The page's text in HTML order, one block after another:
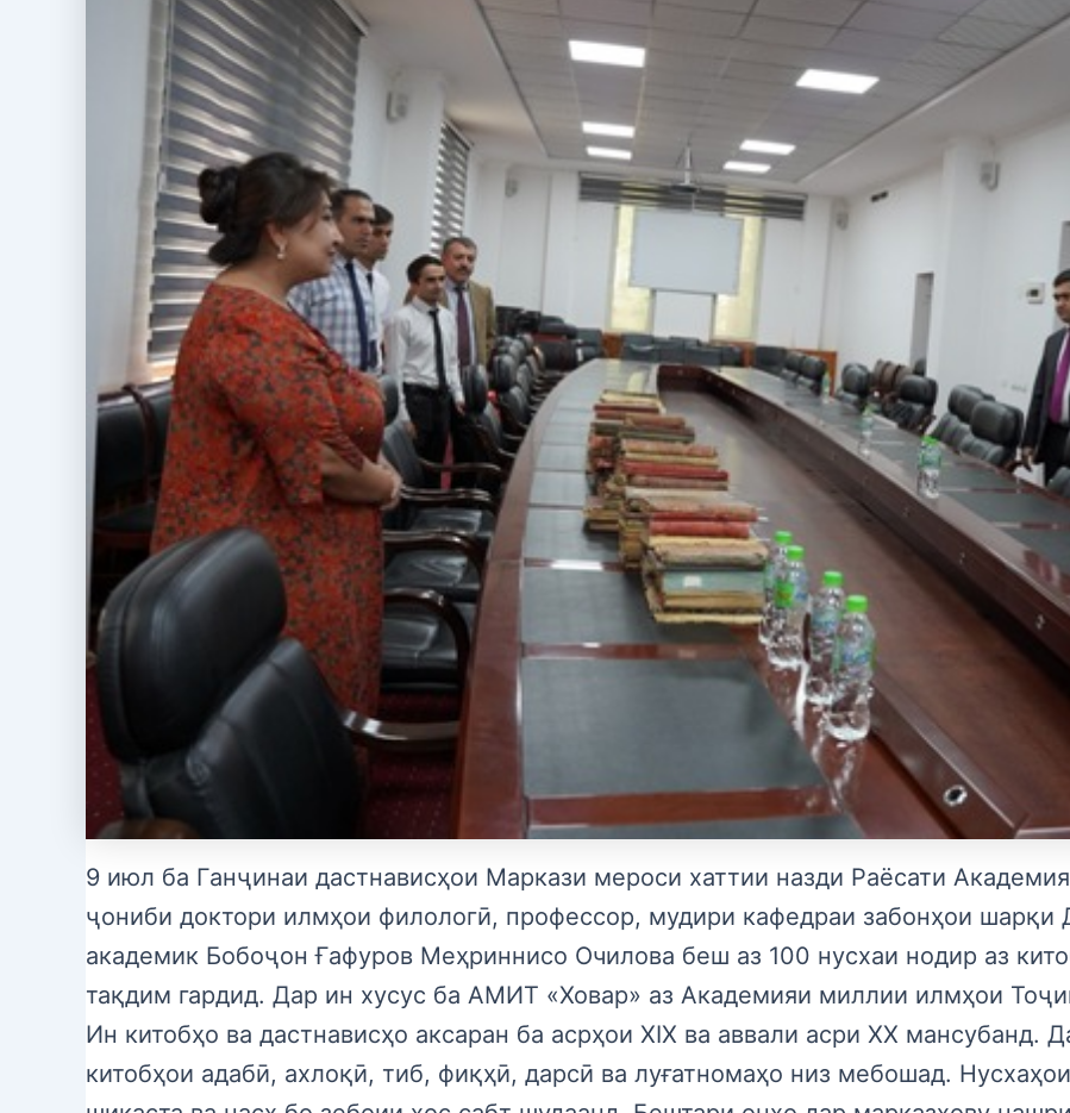
9 июл ба Ганҷинаи дастнависҳои Маркази мероси хаттии назди Раёсати
ҷониби доктори илмҳои филологӣ, профессор, мудири кафедраи забонҳои шарқи
академик Бобоҷон Ғафуров Меҳриннисо Очилова беш аз 100 нусхаи нодир аз
тақдим гардид. Дар ин хусус ба АМИТ «Ховар» аз Академияи миллии илмҳои
Ин китобҳо ва дастнависҳо аксаран ба асрҳои XIX ва аввали асри XX мансубанд.
китобҳои адабӣ, ахлоқӣ, тиб, фиқҳӣ, дарсӣ ва луғатномаҳо низ мебошад.